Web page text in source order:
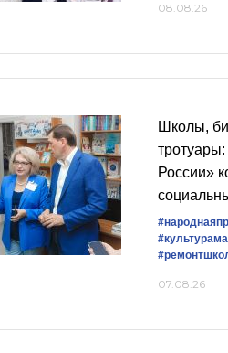
08.08.26
Школы,
России»
07.08.26